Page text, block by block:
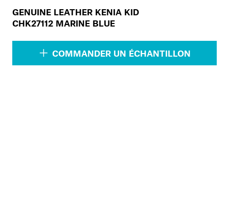
GENUINE LEATHER KENIA KID
CHK27112 MARINE BLUE
COMMANDER UN ÉCHANTILLON